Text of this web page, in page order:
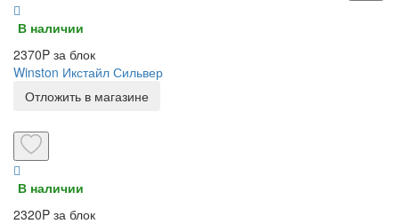
В наличии
2370P за блок
Winston Икстайл Сильвер
Отложить в магазине
В наличии
2320P за блок